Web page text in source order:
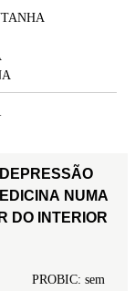
NUMA
DO INTERIOR
PROBIC: sem